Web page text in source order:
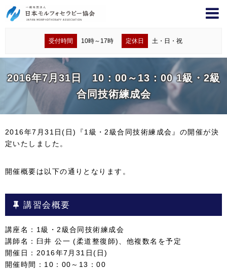
受付時間 10時～17時 定休日 土・日・祝
2016年7月31日 10：00～13：00 1級・2級
合同技術練成会
2016年7月31日(日)『1級・2級合同技術練成会』の開催が決
定いたしました。
開催概要は以下の通りとなります。
講習会概要
講座名：1級・2級合同技術練成会
講師名：臼井 公一 (柔道整復師)、他複数名を予定
開催日：2016年7月31日(日)
開催時間：10：00～13：00